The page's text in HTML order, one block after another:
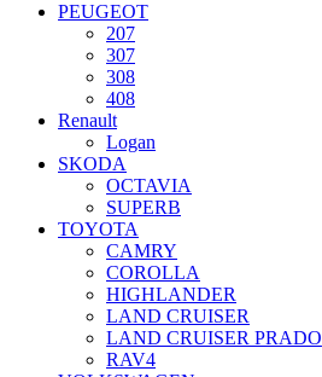
PEUGEOT
207
307
308
408
Renault
Logan
SKODA
OCTAVIA
SUPERB
TOYOTA
CAMRY
COROLLA
HIGHLANDER
LAND CRUISER
LAND CRUISER PRADO
RAV4